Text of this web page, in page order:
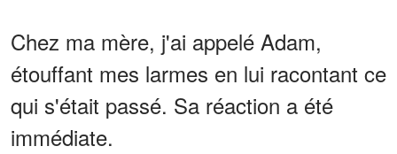
Chez ma mère, j'ai appelé Adam,
étouffant mes larmes en lui racontant ce
qui s'était passé. Sa réaction a été
immédiate.